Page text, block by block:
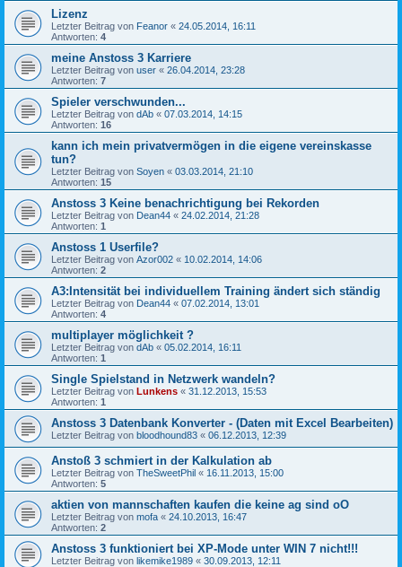
Lizenz
Letzter Beitrag von Feanor « 24.05.2014, 16:11
Antworten: 4
meine Anstoss 3 Karriere
Letzter Beitrag von user « 26.04.2014, 23:28
Antworten: 7
Spieler verschwunden...
Letzter Beitrag von dAb « 07.03.2014, 14:15
Antworten: 16
kann ich mein privatvermögen in die eigene vereinskasse
tun?
Letzter Beitrag von Soyen « 03.03.2014, 21:10
Antworten: 15
Anstoss 3 Keine benachrichtigung bei Rekorden
Letzter Beitrag von Dean44 « 24.02.2014, 21:28
Antworten: 1
Anstoss 1 Userfile?
Letzter Beitrag von Azor002 « 10.02.2014, 14:06
Antworten: 2
A3:Intensität bei individuellem Training ändert sich ständig
Letzter Beitrag von Dean44 « 07.02.2014, 13:01
Antworten: 4
multiplayer möglichkeit ?
Letzter Beitrag von dAb « 05.02.2014, 16:11
Antworten: 1
Single Spielstand in Netzwerk wandeln?
Letzter Beitrag von Lunkens « 31.12.2013, 15:53
Antworten: 1
Anstoss 3 Datenbank Konverter - (Daten mit Excel Bearbeiten)
Letzter Beitrag von bloodhound83 « 06.12.2013, 12:39
Anstoß 3 schmiert in der Kalkulation ab
Letzter Beitrag von TheSweetPhil « 16.11.2013, 15:00
Antworten: 5
aktien von mannschaften kaufen die keine ag sind oO
Letzter Beitrag von mofa « 24.10.2013, 16:47
Antworten: 2
Anstoss 3 funktioniert bei XP-Mode unter WIN 7 nicht!!!
Letzter Beitrag von likemike1989 « 30.09.2013, 12:11